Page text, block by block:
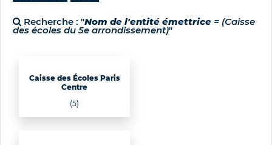
Recherche : "Nom de l'entité émettrice = (Caisse
des écoles du 5e arrondissement)"
Caisse des Écoles Paris
Centre
(5)